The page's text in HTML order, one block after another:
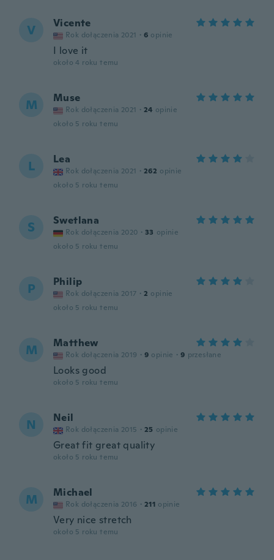
V Vicente
Rok dołączenia 2021 · 6 opinie
I love it
około 4 roku temu
M Muse
Rok dołączenia 2021 · 24 opinie
około 5 roku temu
L Lea
Rok dołączenia 2021 · 262 opinie
około 5 roku temu
S Swetlana
Rok dołączenia 2020 · 33 opinie
około 5 roku temu
P Philip
Rok dołączenia 2017 · 2 opinie
około 5 roku temu
M Matthew
Rok dołączenia 2019 · 9 opinie · 9 przesłane
Looks good
około 5 roku temu
N Neil
Rok dołączenia 2015 · 25 opinie
Great fit great quality
około 5 roku temu
M Michael
Rok dołączenia 2016 · 211 opinie
Very nice stretch
około 5 roku temu